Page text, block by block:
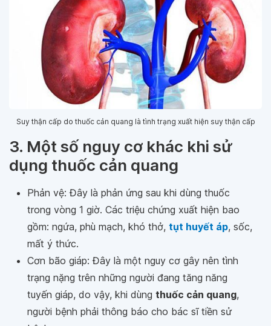
Suy thận cấp do thuốc cản quang là tình trạng xuất hiện suy thận cấp
3. Một số nguy cơ khác khi sử
dụng thuốc cản quang
Phản vệ: Đây là phản ứng sau khi dùng thuốc
trong vòng 1 giờ. Các triệu chứng xuất hiện bao
gồm: ngứa, phù mạch, khó thở, tụt huyết áp, sốc,
mất ý thức.
Cơn bão giáp: Đây là một nguy cơ gây nên tình
trạng nặng trên những người đang tăng năng
tuyến giáp, do vậy, khi dùng thuốc cản quang,
người bệnh phải thông báo cho bác sĩ tiền sử